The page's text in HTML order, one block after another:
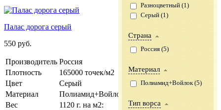
Разноцветный (1)
Серый (1)
Страна
Россия (5)
Материал
Полиамид+Войлок (5)
Тип ворса
Палас дорога серый
550 руб.
Производитель Россия
Плотность
165000 точек/м2
Цвет
Серый
Материал
Полиамид+Войлок
Вес
1120 г. на м2: